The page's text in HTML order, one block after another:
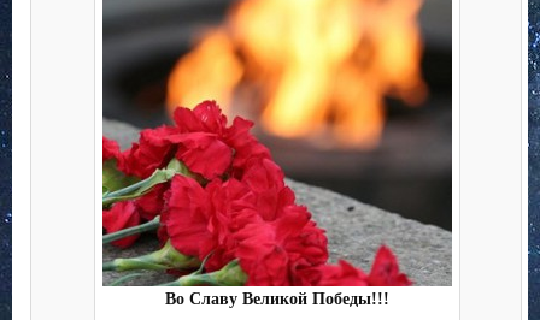
Во Славу Великой Победы!!!